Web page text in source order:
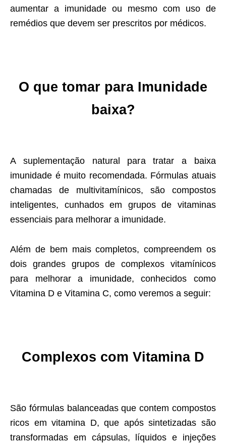
aumentar a imunidade ou mesmo com uso de
remédios que devem ser prescritos por médicos.
O que tomar para Imunidade
baixa?
A suplementação natural para tratar a baixa
imunidade é muito recomendada. Fórmulas atuais
chamadas de multivitamínicos, são compostos
inteligentes, cunhados em grupos de vitaminas
essenciais para melhorar a imunidade.
Além de bem mais completos, compreendem os
dois grandes grupos de complexos vitamínicos
para melhorar a imunidade, conhecidos como
Vitamina D e Vitamina C, como veremos a seguir:
Complexos com Vitamina D
São fórmulas balanceadas que contem compostos
ricos em vitamina D, que após sintetizadas são
transformadas em cápsulas, líquidos e injeções